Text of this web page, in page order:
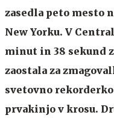
zasedla peto mesto
New Yorku. V
minut in 38 sekund
zaostala za
svetovno
prvakinjo v krosu.